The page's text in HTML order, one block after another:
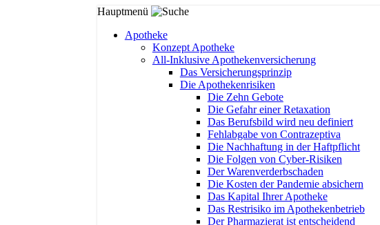
Hauptmenü
Apotheke
Konzept Apotheke
All-Inklusive Apothekenversicherung
Das Versicherungsprinzip
Die Apothekenrisiken
Die Zehn Gebote
Die Gefahr einer Retaxation
Das Berufsbild wird neu definiert
Fehlabgabe von Contrazeptiva
Die Nachhaftung in der Haftpflicht
Die Folgen von Cyber-Risiken
Der Warenverderbschaden
Die Kosten der Pandemie absichern
Das Kapital Ihrer Apotheke
Das Restrisiko im Apothekenbetrieb
Der Pharmazierat ist entscheidend